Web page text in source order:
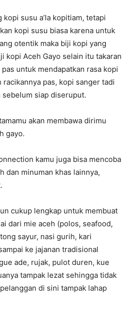
susu a’la kopitiam, tetapi
kopi susu biasa karena untuk
otentik maka biji kopi yang
kopi Aceh Gayo selain itu takaran
untuk mendapatkan rasa kopi
pas, kopi sanger tadi
siap diseruput.
akan membawa dirimu
gayo.
kamu juga bisa mencoba
dan minuman khas lainnya,
cukup lengkap untuk membuat
dari mie aceh (polos, seafood,
sayur, nasi gurih, kari
ke jajanan tradisional
ade, rujak, pulot duren, kue
tampak lezat sehingga tidak
di sini tampak lahap